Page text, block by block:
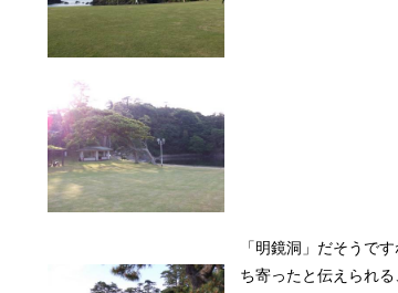
「明鏡洞」だそうで
ち寄ったと伝えられ